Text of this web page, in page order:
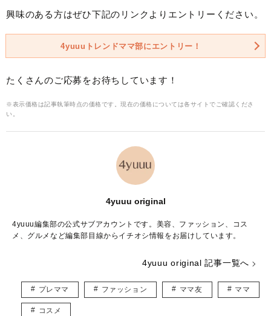
興味のある方はぜひ下記のリンクよりエントリーください。
4yuuuトレンドママ部にエントリー！
たくさんのご応募をお待ちしています！
※表示価格は記事執筆時点の価格です。現在の価格については各サイトでご確認くださ
い。
4yuuu original
4yuuu編集部の公式サブアカウントです。美容、ファッション、コス
メ、グルメなど編集部目線からイチオシ情報をお届けしています。
4yuuu original 記事一覧へ
プレママ ファッション ママ友 ママ
コスメ